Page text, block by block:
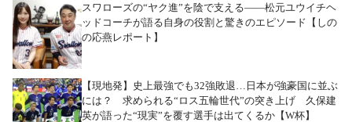
スワローズの“ヤク進”を陰で支える――松元ユウイチヘ
ッドコーチが語る自身の役割と驚きのエピソード【しの
の応燕レポート】
【現地発】史上最強でも32強敗退…日本が強豪国に並ぶ
には？ 求められる“ロス五輪世代”の突き上げ 久保建
英が語った“現実”を覆す選手は出てくるか【W杯】